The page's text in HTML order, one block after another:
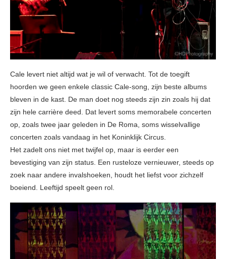
Cale levert niet altijd wat je wil of verwacht. Tot de toegift
hoorden we geen enkele classic Cale-song, zijn beste albums
bleven in de kast. De man doet nog steeds zijn zin zoals hij dat
zijn hele carrière deed. Dat levert soms memorabele concerten
op, zoals twee jaar geleden in De Roma, soms wisselvallige
concerten zoals vandaag in het Koninklijk Circus.
Het zadelt ons niet met twijfel op, maar is eerder een
bevestiging van zijn status. Een rusteloze vernieuwer, steeds op
zoek naar andere invalshoeken, houdt het liefst voor zichzelf
boeiend. Leeftijd speelt geen rol.